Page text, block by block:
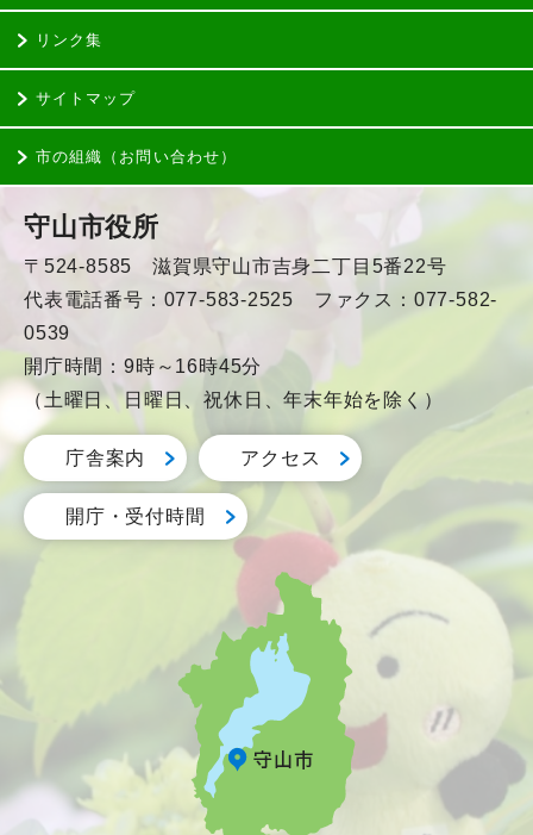
リンク集
サイトマップ
市の組織（お問い合わせ）
守山市役所
〒524-8585 滋賀県守山市吉身二丁目5番22号
代表電話番号：077-583-2525 ファクス：077-582-
0539
開庁時間：9時～16時45分
（土曜日、日曜日、祝休日、年末年始を除く）
庁舎案内 アクセス
開庁・受付時間